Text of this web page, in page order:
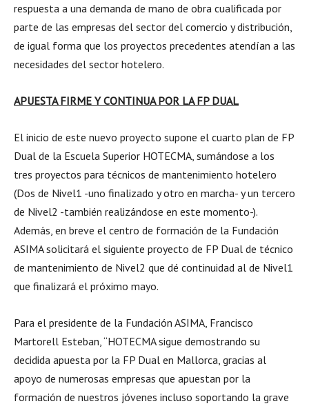
respuesta a una demanda de mano de obra cualificada por
parte de las empresas del sector del comercio y distribución,
de igual forma que los proyectos precedentes atendían a las
necesidades del sector hotelero.
APUESTA FIRME Y CONTINUA POR LA FP DUAL
El inicio de este nuevo proyecto supone el cuarto plan de FP
Dual de la Escuela Superior HOTECMA, sumándose a los
tres proyectos para técnicos de mantenimiento hotelero
(Dos de Nivel1 -uno finalizado y otro en marcha- y un tercero
de Nivel2 -también realizándose en este momento-).
Además, en breve el centro de formación de la Fundación
ASIMA solicitará el siguiente proyecto de FP Dual de técnico
de mantenimiento de Nivel2 que dé continuidad al de Nivel1
que finalizará el próximo mayo.
Para el presidente de la Fundación ASIMA, Francisco
Martorell Esteban, “HOTECMA sigue demostrando su
decidida apuesta por la FP Dual en Mallorca, gracias al
apoyo de numerosas empresas que apuestan por la
formación de nuestros jóvenes incluso soportando la grave